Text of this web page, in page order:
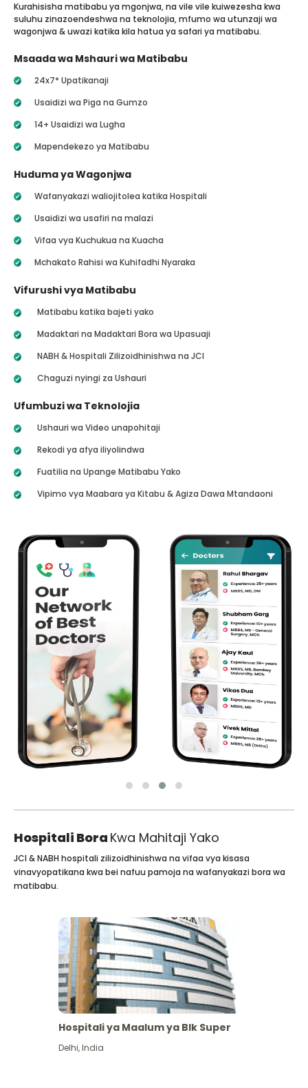
Kurahisisha matibabu ya mgonjwa, na vile vile kuiwezesha kwa
suluhu zinazoendeshwa na teknolojia, mfumo wa utunzaji wa
wagonjwa & uwazi katika kila hatua ya safari ya matibabu.
Msaada wa Mshauri wa Matibabu
24x7* Upatikanaji
Usaidizi wa Piga na Gumzo
14+ Usaidizi wa Lugha
Mapendekezo ya Matibabu
Huduma ya Wagonjwa
Wafanyakazi waliojitolea katika Hospitali
Usaidizi wa usafiri na malazi
Vifaa vya Kuchukua na Kuacha
Mchakato Rahisi wa Kuhifadhi Nyaraka
Vifurushi vya Matibabu
Matibabu katika bajeti yako
Madaktari na Madaktari Bora wa Upasuaji
NABH & Hospitali Zilizoidhinishwa na JCI
Chaguzi nyingi za Ushauri
Ufumbuzi wa Teknolojia
Ushauri wa Video unapohitaji
Rekodi ya afya iliyolindwa
Fuatilia na Upange Matibabu Yako
Vipimo vya Maabara ya Kitabu & Agiza Dawa Mtandaoni
Hospitali Bora Kwa Mahitaji Yako
JCI & NABH hospitali zilizoidhinishwa na vifaa vya kisasa
vinavyopatikana kwa bei nafuu pamoja na wafanyakazi bora wa
matibabu.
Hospitali ya Maalum ya Blk Super
Delhi,India